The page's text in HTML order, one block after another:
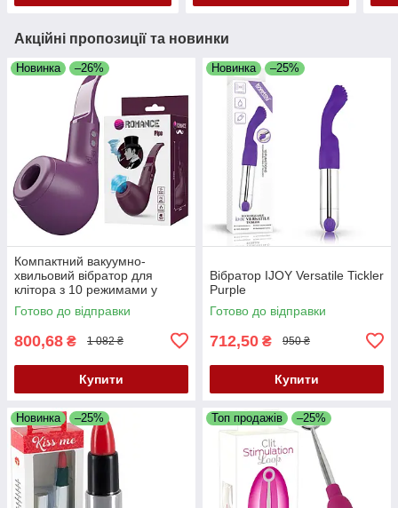
Акційні пропозиції та новинки
Новинка –26%
Компактний вакуумно-
хвильовий вібратор для
клітора з 10 режимами у
формі курильної люльки
Romance Pipe
Готово до відправки
800,68 ₴ 1 082 ₴
Купити
Новинка –25%
Вібратор IJOY Versatile Tickler
Purple
Готово до відправки
712,50 ₴ 950 ₴
Купити
Новинка –25% Топ продажів –25%